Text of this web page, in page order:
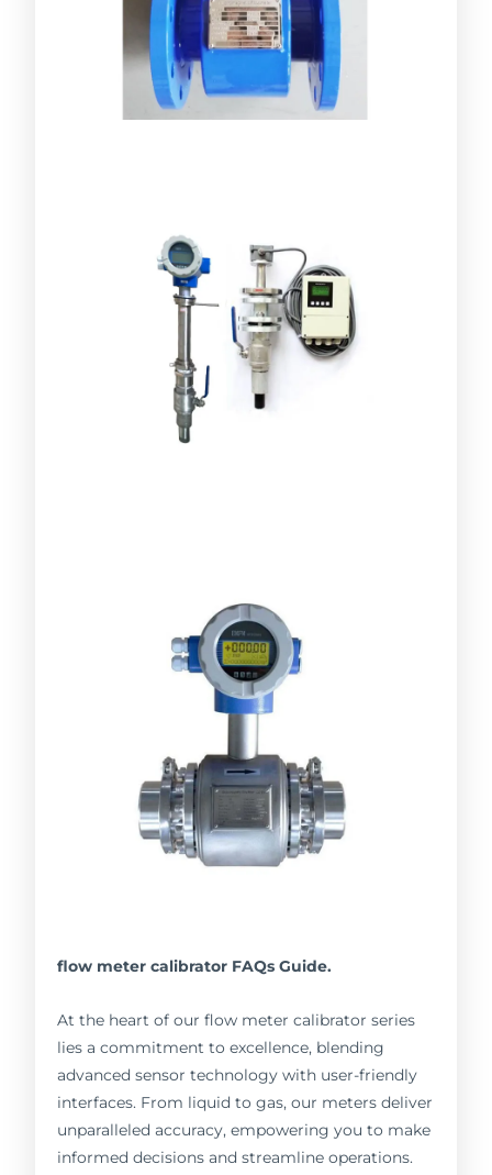
flow meter calibrator FAQs Guide.
At the heart of our flow meter calibrator series
lies a commitment to excellence, blending
advanced sensor technology with user-friendly
interfaces. From liquid to gas, our meters deliver
unparalleled accuracy, empowering you to make
informed decisions and streamline operations.